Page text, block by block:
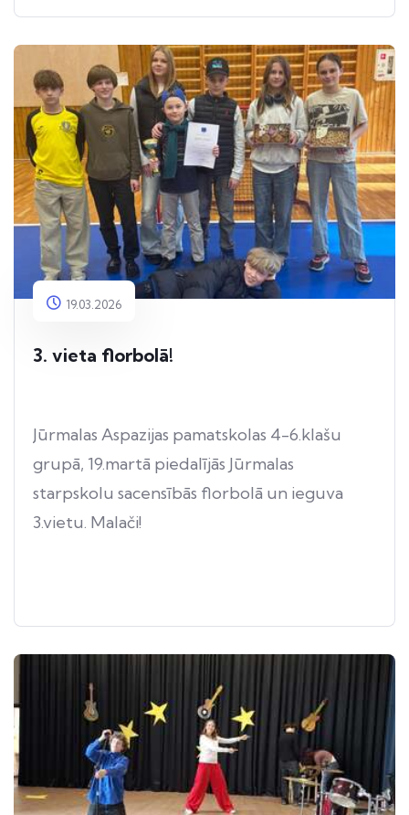
19.03.2026
3. vieta florbolā!
Jūrmalas Aspazijas pamatskolas 4-6.klašu
grupā, 19.martā piedalījās Jūrmalas
starpskolu sacensībās florbolā un ieguva
3.vietu. Malači!